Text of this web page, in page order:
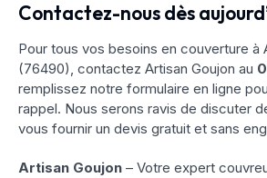
Contactez-nous dès
Pour tous vos besoins en couverture à
(76490), contactez Artisan Goujon au
remplissez notre formulaire en ligne
rappel. Nous serons ravis de discuter
vous fournir un devis gratuit et sans
Artisan Goujon – Votre expert